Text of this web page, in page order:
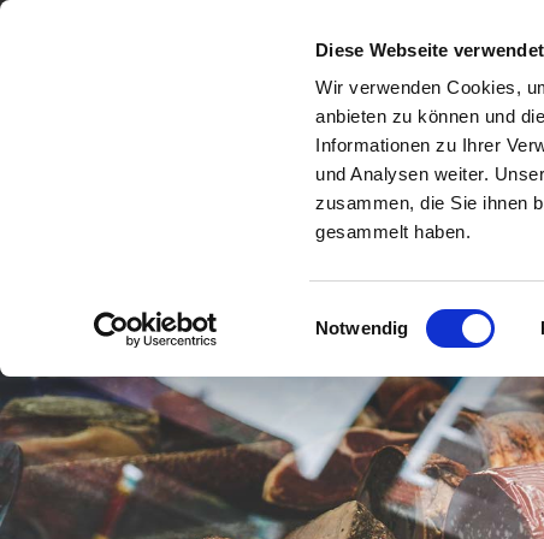
Diese Webseite
Wir verwenden Cookies,
anbieten zu können und
Informationen zu Ihrer
und Analysen weiter.
zusammen, die Sie ihnen
gesammelt haben.
Einwilligungsauswahl
Notwendig